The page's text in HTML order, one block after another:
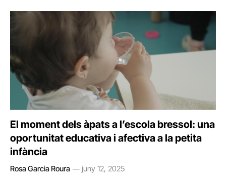
El moment dels àpats a l’escola bressol: una
oportunitat educativa i afectiva a la petita
infància
Rosa Garcia Roura juny 12, 2025